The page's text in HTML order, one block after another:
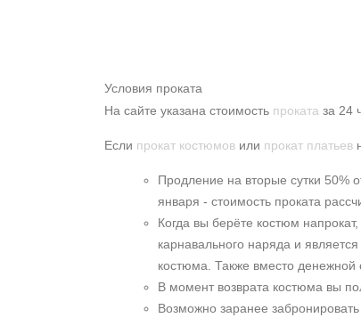
Условия проката
На сайте указана стоимость проката за 24
Если прокат костюмов или прокат платьев
Продление на вторые сутки 50%
января - стоимость проката
Когда вы берёте костюм
карнавального наряда и
костюма. Также вместо денежной
В момент возврата костюма вы
Возможно заранее